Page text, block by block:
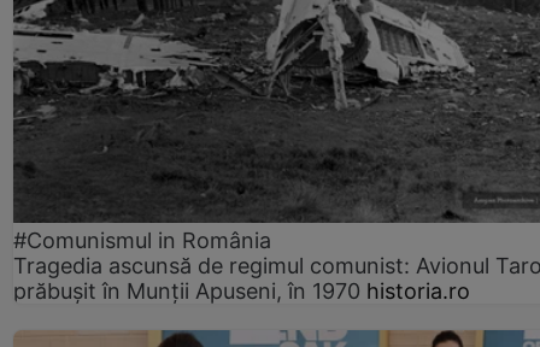
#Comunismul in România
Tragedia ascunsă de regimul comunist: Avionul
prăbușit în Munții Apuseni, în 1970 historia.ro